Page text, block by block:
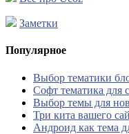
Заметки
Популярное
Выбор тематики
Софт тематика для
Выбор темы для
Три кита вашего
Андроид как тема